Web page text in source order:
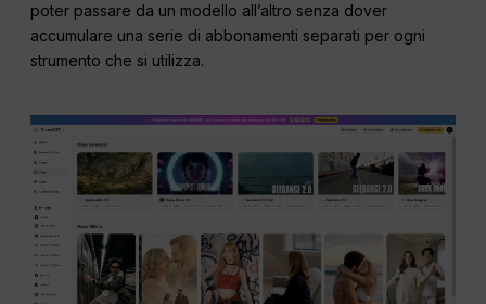
poter passare da un modello all’altro senza dover
accumulare una serie di abbonamenti separati per ogni
strumento che si utilizza.